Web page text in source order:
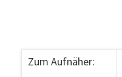
Zum Aufnäher: